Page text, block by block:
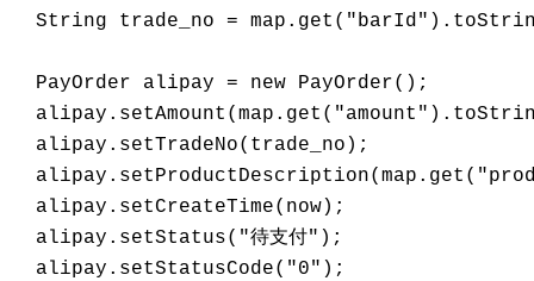
String trade_no =
  PayOrder alipay = new PayOrder();
  alipay.setTradeNo(trade_no);
  alipay.setCreateTime(now);
  alipay.setStatus("待支付");
  alipay.setStatusCode("0");